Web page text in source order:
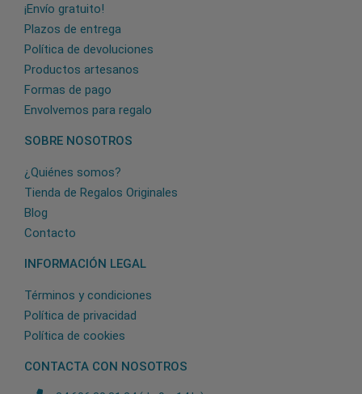
¡Envío gratuito!
Plazos de entrega
Política de devoluciones
Productos artesanos
Formas de pago
Envolvemos para regalo
SOBRE NOSOTROS
¿Quiénes somos?
Tienda de Regalos Originales
Blog
Contacto
INFORMACIÓN LEGAL
Términos y condiciones
Política de privacidad
Política de cookies
CONTACTA CON NOSOTROS